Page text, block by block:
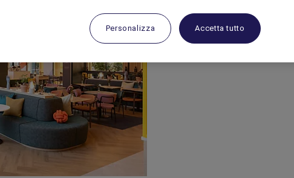
Personalizza Accetta tutto